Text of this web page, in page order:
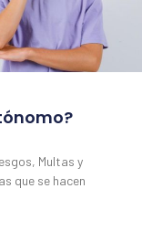
Multas y
que se hacen